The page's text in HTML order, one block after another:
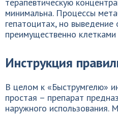
минимальна. Процессы
гепатоцитах, но выведение
преимущественно клетками
Инструкция
В целом к «Быструмгелю»
простая – препарат
наружного использования.